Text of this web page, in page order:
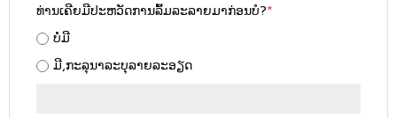
ທ່ານເຄີຍມີປະຫວັດການລົ້ມລະລາຍມາກ່ອນບໍ?*
ບໍ່ມີ
ມີ,ກະລຸນາລະບຸລາຍລະອຽດ